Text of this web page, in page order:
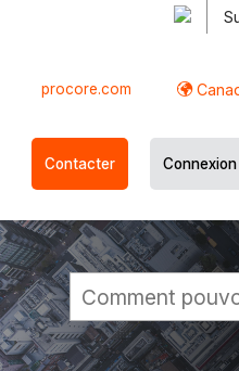
procore.com
Contacter